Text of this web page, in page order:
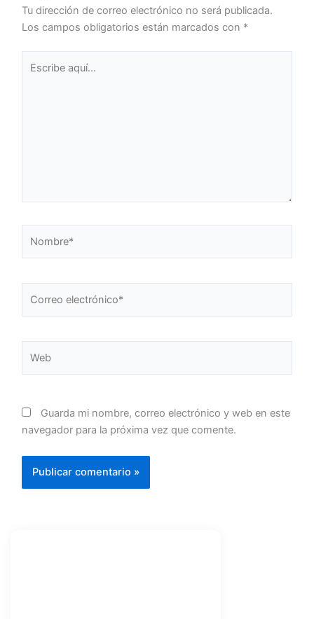
Tu dirección de correo electrónico no será publicada.
Los campos obligatorios están marcados con *
aquí...
electrónico*
Guarda mi nombre, correo electrónico y web en este
navegador para la próxima vez que comente.